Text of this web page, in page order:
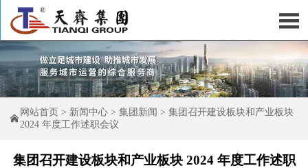


网站首页 > 新闻中心 > 集团新闻 > 集团召开建设板块和产业板块
2024 年度工作述职会议
集团召开建设板块和产业板块 2024 年度工作述职